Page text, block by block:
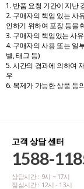
1. 반품 요청 기간이 지난
2. 구매자의 책임 있는 사
인하기 위하여 포장 등을
3. 구매자의 책임있는 사
4. 구매자의 사용 또는 일
벨, 태그 등)
5. 시간의 경과에 의하여
우
6. 복제가 가능한 상품 등
고객 상담 센터
1588-
상담시간 : 9시 ~ 17시
점심시간 : 12시 - 13시